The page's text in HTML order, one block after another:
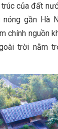
trúc của đất
nóng gần Hà
chính nguồn
trời nằm